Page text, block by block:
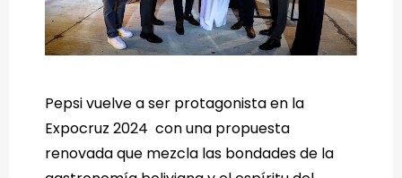
Pepsi vuelve a ser protagonista en la
Expocruz 2024 con una propuesta
renovada que mezcla las bondades de la